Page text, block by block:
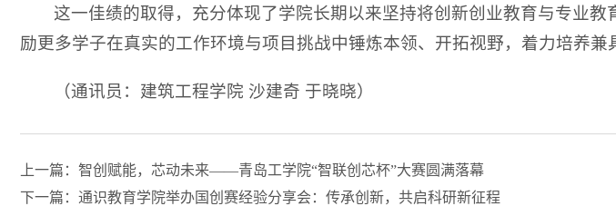
这一佳绩的取得，充分体现了学院长期以来坚持将创新创业教育与专业
励更多学子在真实的工作环境与项目挑战中锤炼本领、开拓视野，着力培养
（通讯员：建筑工程学院 沙建奇 于晓晓）
上一篇：智创赋能，芯动未来——青岛工学院“智联创芯杯”大赛圆满落幕
下一篇：通识教育学院举办国创赛经验分享会：传承创新，共启科研新征程